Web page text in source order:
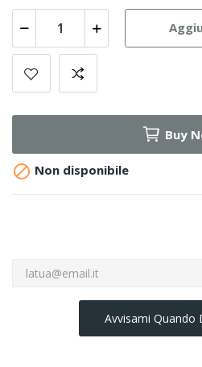
Buy
 Non disponibile
Avvisami Quando